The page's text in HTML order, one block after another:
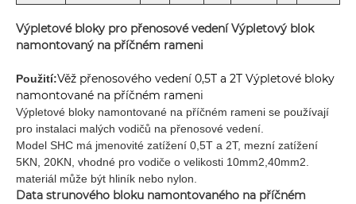
Výpletové bloky pro přenosové vedení Výpletový blok
namontovaný na příčném rameni
Použití:Věž přenosového vedení 0,5T a 2T Výpletové bloky
namontované na příčném rameni
Výpletové bloky namontované na příčném rameni se používají
pro instalaci malých vodičů na přenosové vedení.
Model SHC má jmenovité zatížení 0,5T a 2T, mezní zatížení
5KN, 20KN, vhodné pro vodiče o velikosti 10mm2,40mm2.
materiál může být hliník nebo nylon.
Data strunového bloku namontovaného na příčném